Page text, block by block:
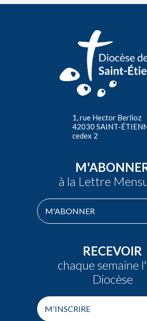
1, rue Hector Berlioz
42030 SAINT-
cedex 2
à la Lettre
M'ABONNER
RECEVOIR
chaque semaine
Diocèse
M'INSCRIRE